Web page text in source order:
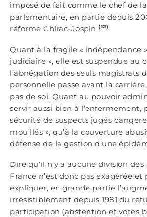
imposé de fait comme le chef de
parlementaire, en partie depuis
réforme Chirac-Jospin (12).
Quant à la fragile « indépendance
judiciaire », elle est suspendue au
l’abnégation des seuls magistrats
personnelle passe avant la
pas de soi. Quant au pouvoir
servir aussi bien à l’enfermement,
sécurité de suspects jugés
mouillés », qu’à la couverture
défense de la gestion d’une
Dire qu’il n’y a aucune division
France n’est donc pas exagérée et
expliquer, en grande partie
irrésistiblement depuis 1981 du
participation (abstention et votes